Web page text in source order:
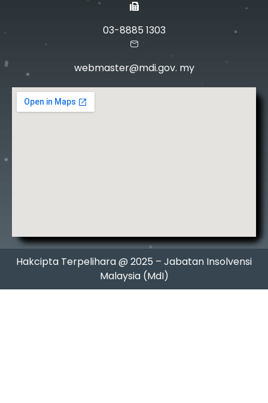
03-8885 1303
webmaster@mdi.gov. my
Hakcipta Terpelihara @ 2025 – Jabatan Insolvensi
Malaysia (MdI)